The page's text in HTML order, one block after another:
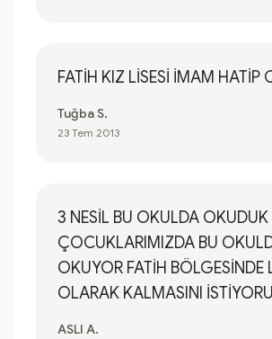
FATİH KIZ LİSESİ İMAM HATİP
Tuğba S.
23 Tem 2013
3 NESİL BU OKULDA OKUDUK
ÇOCUKLARIMIZDA BU
OKUYOR FATİH BÖLGESİNDE
OLARAK KALMASINI
ASLI A.